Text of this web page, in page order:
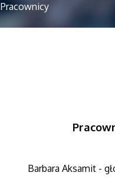
Pracownicy
Barbara Aksamit -